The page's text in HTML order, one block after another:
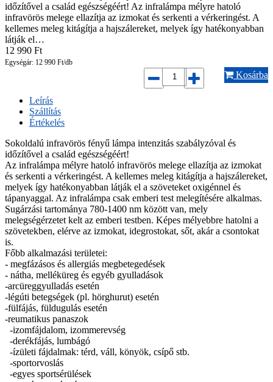
időzítővel a család egészségéért! Az infralámpa mélyre hatoló
infravörös melege ellazítja az izmokat és serkenti a vérkeringést. A
kellemes meleg kitágítja a hajszálereket, melyek így hatékonyabban
látják el…
12 990 Ft
Egységár: 12 990 Ft/db
Kosárba
Leírás
Szállítás
Értékelés
Sokoldalú infravörös fényű lámpa intenzitás szabályzóval és
időzítővel a család egészségéért!
Az infralámpa mélyre hatoló infravörös melege ellazítja az izmokat
és serkenti a vérkeringést. A kellemes meleg kitágítja a hajszálereket,
melyek így hatékonyabban látják el a szöveteket oxigénnel és
tápanyaggal. Az infralámpa csak emberi test melegítésére alkalmas.
Sugárzási tartománya 780-1400 nm között van, mely
melegségérzetet kelt az emberi testben. Képes mélyebbre hatolni a
szövetekben, elérve az izmokat, idegrostokat, sőt, akár a csontokat
is.
Főbb alkalmazási területei:
- megfázásos és allergiás megbetegedések
- nátha, melléküreg és egyéb gyulladások
-arcüreggyulladás esetén
-légúti betegségek (pl. hörghurut) esetén
-fülfájás, füldugulás esetén
-reumatikus panaszok
-izomfájdalom, izommerevség
-derékfájás, lumbágó
-ízületi fájdalmak: térd, váll, könyök, csípő stb.
-sportorvoslás
-egyes sportsérülések